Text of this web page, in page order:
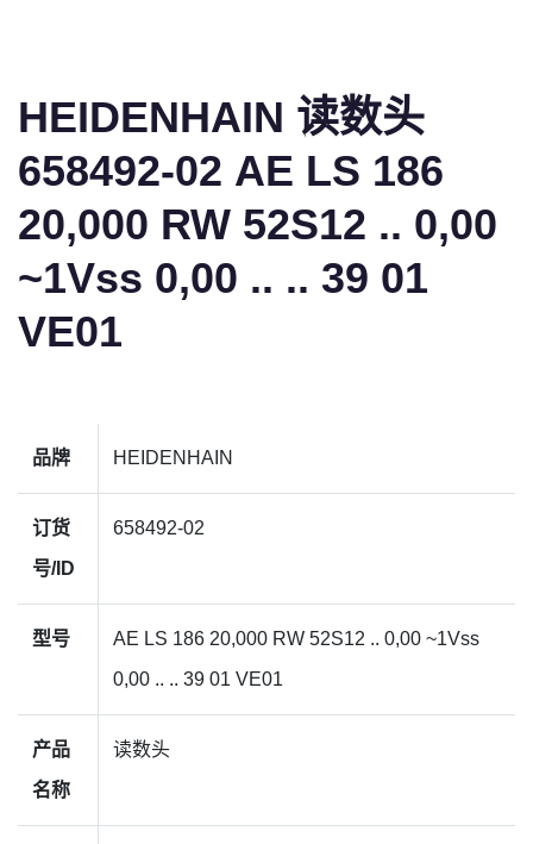
HEIDENHAIN 读数头
658492-02 AE LS 186
20,000 RW 52S12 .. 0,00
~1Vss 0,00 .. .. 39 01
VE01
品牌 HEIDENHAIN
订货
号/ID
658492-02
型号
AE LS 186 20,000 RW 52S12 .. 0,00 ~1Vss
0,00 .. .. 39 01 VE01
产品
名称
读数头